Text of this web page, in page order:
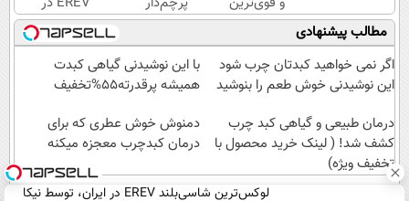
شد
شاسی بلند
EREV در
در ایران
رونمایی
فوق‌لوکس
EREV
وارد بازار
ایران شد
ایران،
توسط نیکا
موتور
رونمایی
مطالب پیشنهادی
اگر نمی خواهید کبدتان چرب شود
این نوشیدنی خوش طعم را بنوشید
با این نوشیدنی گیاهی کبدت
همیشه پرقدرته55%تخفیف
درمان طبیعی و گیاهی کبد چرب
کشف شد! ( لینک خرید محصول با
تخفیف ویژه)
دمنوش خوش عطری که برای
درمان کبدچرب معجزه میکنه
لوکس‌ترین شاسی‌بلند EREV در ایران، توسط نیکا